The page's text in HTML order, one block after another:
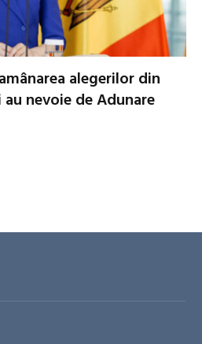
alegerilor din
au nevoie de Adunare